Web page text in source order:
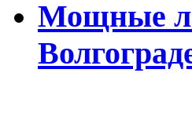
Мощные